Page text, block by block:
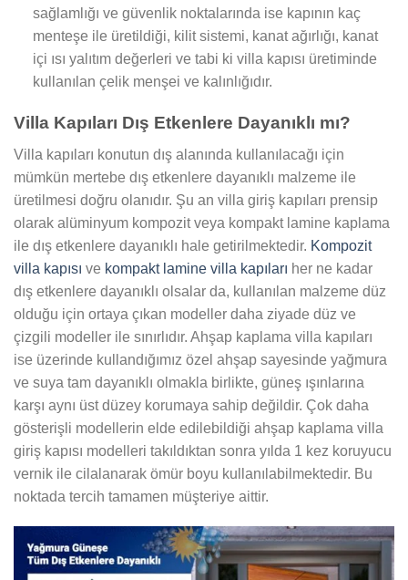
sağlamlığı ve güvenlik noktalarında ise kapının kaç
menteşe ile üretildiği, kilit sistemi, kanat ağırlığı, kanat
içi ısı yalıtım değerleri ve tabi ki villa kapısı üretiminde
kullanılan çelik menşei ve kalınlığıdır.
Villa Kapıları Dış Etkenlere Dayanıklı mı?
Villa kapıları konutun dış alanında kullanılacağı için
mümkün mertebe dış etkenlere dayanıklı malzeme ile
üretilmesi doğru olanıdır. Şu an villa giriş kapıları prensip
olarak alüminyum kompozit veya kompakt lamine kaplama
ile dış etkenlere dayanıklı hale getirilmektedir. Kompozit
villa kapısı ve kompakt lamine villa kapıları her ne kadar
dış etkenlere dayanıklı olsalar da, kullanılan malzeme düz
olduğu için ortaya çıkan modeller daha ziyade düz ve
çizgili modeller ile sınırlıdır. Ahşap kaplama villa kapıları
ise üzerinde kullandığımız özel ahşap sayesinde yağmura
ve suya tam dayanıklı olmakla birlikte, güneş ışınlarına
karşı aynı üst düzey korumaya sahip değildir. Çok daha
gösterişli modellerin elde edilebildiği ahşap kaplama villa
giriş kapısı modelleri takıldıktan sonra yılda 1 kez koruyucu
vernik ile cilalanarak ömür boyu kullanılabilmektedir. Bu
noktada tercih tamamen müşteriye aittir.